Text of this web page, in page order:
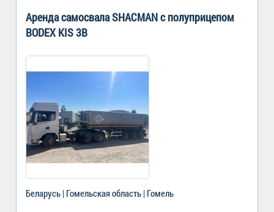
Аренда самосвала SHACMAN с полуприцепом
BODEX KIS 3B
Беларусь | Гомельская область | Гомель